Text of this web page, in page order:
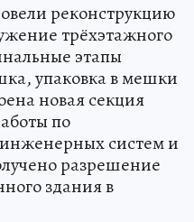
реконструкцию
трёхэтажного
этапы
упаковка в мешки
новая секция
по
систем и
разрешение
здания в